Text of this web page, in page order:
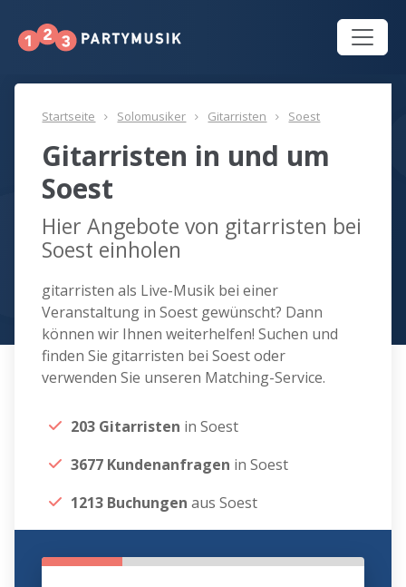
Startseite Solomusiker Gitarristen Soest
Gitarristen in und um
Soest
Hier Angebote von gitarristen bei
Soest einholen
gitarristen als Live-Musik bei einer
Veranstaltung in Soest gewünscht? Dann
können wir Ihnen weiterhelfen! Suchen und
finden Sie gitarristen bei Soest oder
verwenden Sie unseren Matching-Service.
203 Gitarristen in Soest
3677 Kundenanfragen in Soest
1213 Buchungen aus Soest